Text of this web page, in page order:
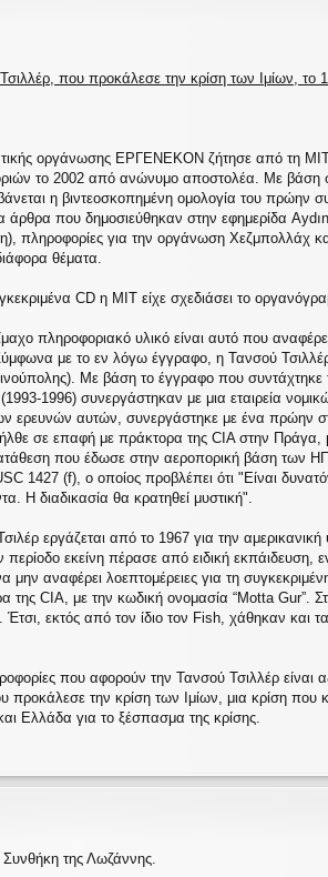
που προκάλεσε την κρίση των Ιμίων, το
οργάνωσης ΕΡΓΕΝΕΚΟΝ ζήτησε από τη
το 2002 από ανώνυμο αποστολέα. Με βάση
η βιντεοσκοπημένη ομολογία του
που δημοσιεύθηκαν στην εφημερίδα
πληροφορίες για την οργάνωση Χεζμπολλάχ
θέματα.
CD η ΜΙΤ είχε σχεδιάσει το
πληροφοριακό υλικό είναι αυτό που
με το εν λόγω έγγραφο, η Τανσού
Με βάση το έγγραφο που συντάχτηκε
1996) συνεργάστηκαν με μια εταιρεία
ερευνών αυτών, συνεργάστηκε με ένα πρώην
σε επαφή με πράκτορα της CIA στην Πράγα,
που έδωσε στην αεροπορική βάση των
1427 (f), ο οποίος προβλέπει ότι "Είναι
Η διαδικασία θα κρατηθεί μυστική".
εργάζεται από το 1967 για την
εκείνη πέρασε από ειδική εκπάιδευση,
μην αναφέρει λοεπτομέρειες για τη
της CIA, με την κωδική ονομασία “Motta Gur”.
Έτσι, εκτός από τον ίδιο τον Fish, χάθηκαν και
που αφορούν την Τανσού Τσιλλέρ
προκάλεσε την κρίση των Ιμίων, μια κρίση
Ελλάδα για το ξέσπασμα της κρίσης.
Συνθήκη της Λωζάννης.